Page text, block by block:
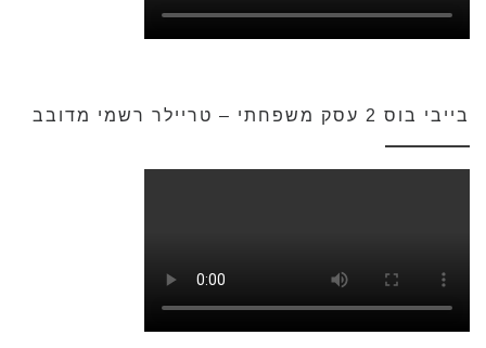
בייבי בוס 2 עסק משפחתי – טריילר רשמי מדובב